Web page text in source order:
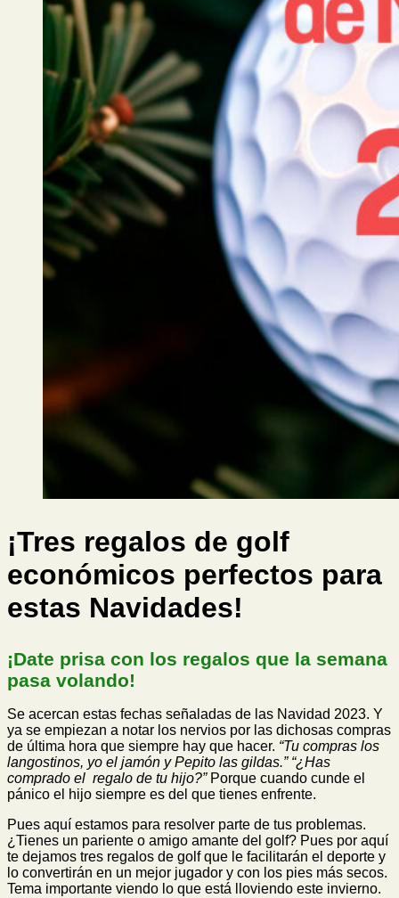
¡Tres regalos de golf
económicos perfectos para
estas Navidades!
¡Date prisa con los regalos que la semana
pasa volando!
Se acercan estas fechas señaladas de las Navidad 2023. Y
ya se empiezan a notar los nervios por las dichosas compras
de última hora que siempre hay que hacer. “Tu compras los
langostinos, yo el jamón y Pepito las gildas.” “¿Has
comprado el regalo de tu hijo?”Porque cuando cunde el
pánico el hijo siempre es del que tienes enfrente.
Pues aquí estamos para resolver parte de tus problemas.
¿Tienes un pariente o amigo amante del golf? Pues por aquí
te dejamos tres regalos de golf que le facilitarán el deporte y
lo convertirán en un mejor jugador y con los pies más secos.
Tema importante viendo lo que está lloviendo este invierno.